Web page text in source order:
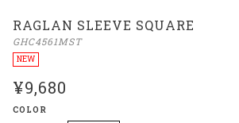
RAGLAN SLEEVE SQUARE
GHC4561MST
NEW
¥9,680
COLOR